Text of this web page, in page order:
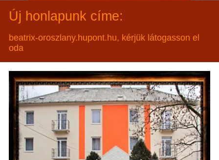
Új honlapunk címe:
beatrix-oroszlany.hupont.hu, kérjük látogasson el
oda